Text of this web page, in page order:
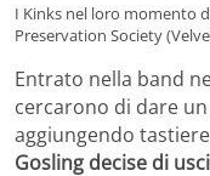
I Kinks nel loro momento
Preservation Society
Entrato nella band
cercarono di dare
aggiungendo
Gosling decise di